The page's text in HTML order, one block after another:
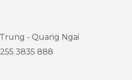
- Quang Ngai
3835 888